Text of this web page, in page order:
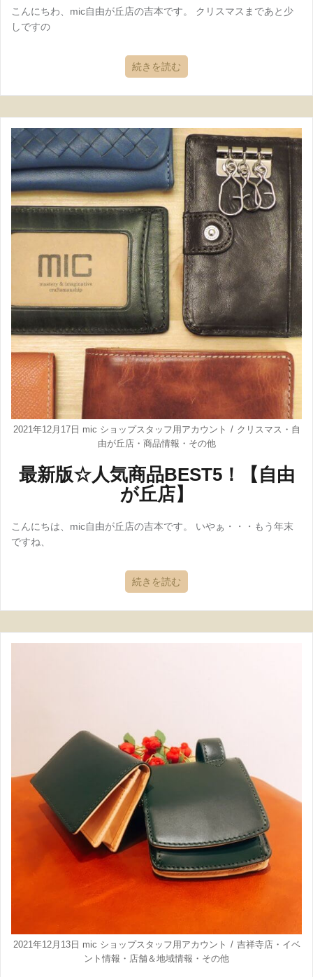
こんにちわ、mic自由が丘店の吉本です。 クリスマスまであと少
しですの
続きを読む
2021年12月17日 mic ショップスタッフ用アカウント クリスマス ・ 自
由が丘店・ 商品情報 ・ その他
最新版☆人気商品BEST5！【自由
が丘店】
こんにちは、mic自由が丘店の吉本です。 いやぁ・・・もう年末
ですね、
続きを読む
2021年12月13日 mic ショップスタッフ用アカウント 吉祥寺店・ イベ
ント情報 ・ 店舗＆地域情報 ・ その他